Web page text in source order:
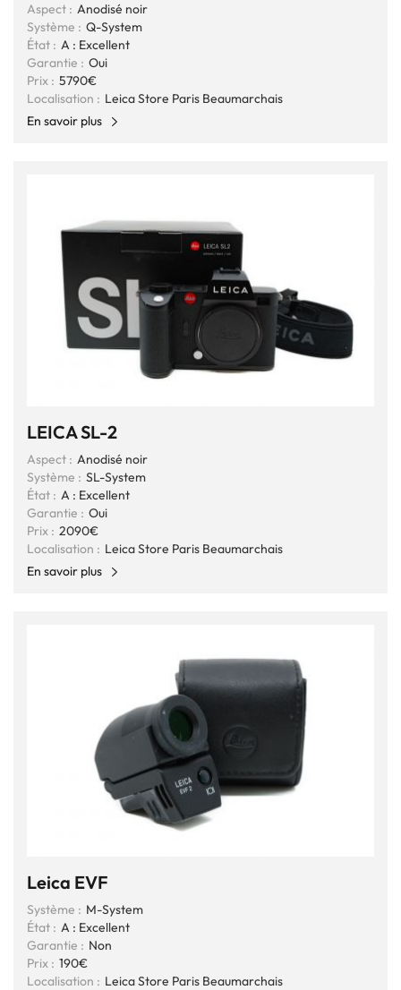
Aspect : Anodisé noir
Système : Q-System
État : A : Excellent
Garantie : Oui
Prix : 5790€
Localisation : Leica Store Paris Beaumarchais
En savoir plus
LEICA SL-2
Aspect : Anodisé noir
Système : SL-System
État : A : Excellent
Garantie : Oui
Prix : 2090€
Localisation : Leica Store Paris Beaumarchais
En savoir plus
Leica EVF
Système : M-System
État : A : Excellent
Garantie : Non
Prix : 190€
Localisation : Leica Store Paris Beaumarchais